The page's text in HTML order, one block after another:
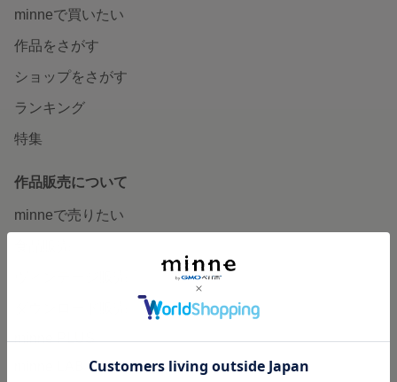
minneで買いたい
作品をさがす
ショップをさがす
ランキング
特集
作品販売について
minneで売りたい
minne PLUS